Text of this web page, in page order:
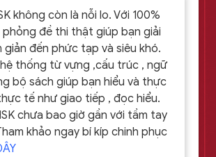
không còn là nỗi lo. Với 100%
phỏng đề thi thật giúp bạn giải
đến phức tạp và siêu khó.
thống từ vựng ,cấu trúc , ngữ
bộ sách giúp bạn hiểu và thực
tế như giao tiếp , đọc hiểu.
chưa bao giờ gần với tầm tay
khảo ngay bí kíp chinh phục